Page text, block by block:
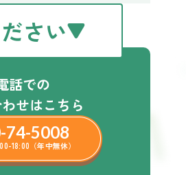
話での
せはこちら
74-5008
18:00（年中無休）
さい